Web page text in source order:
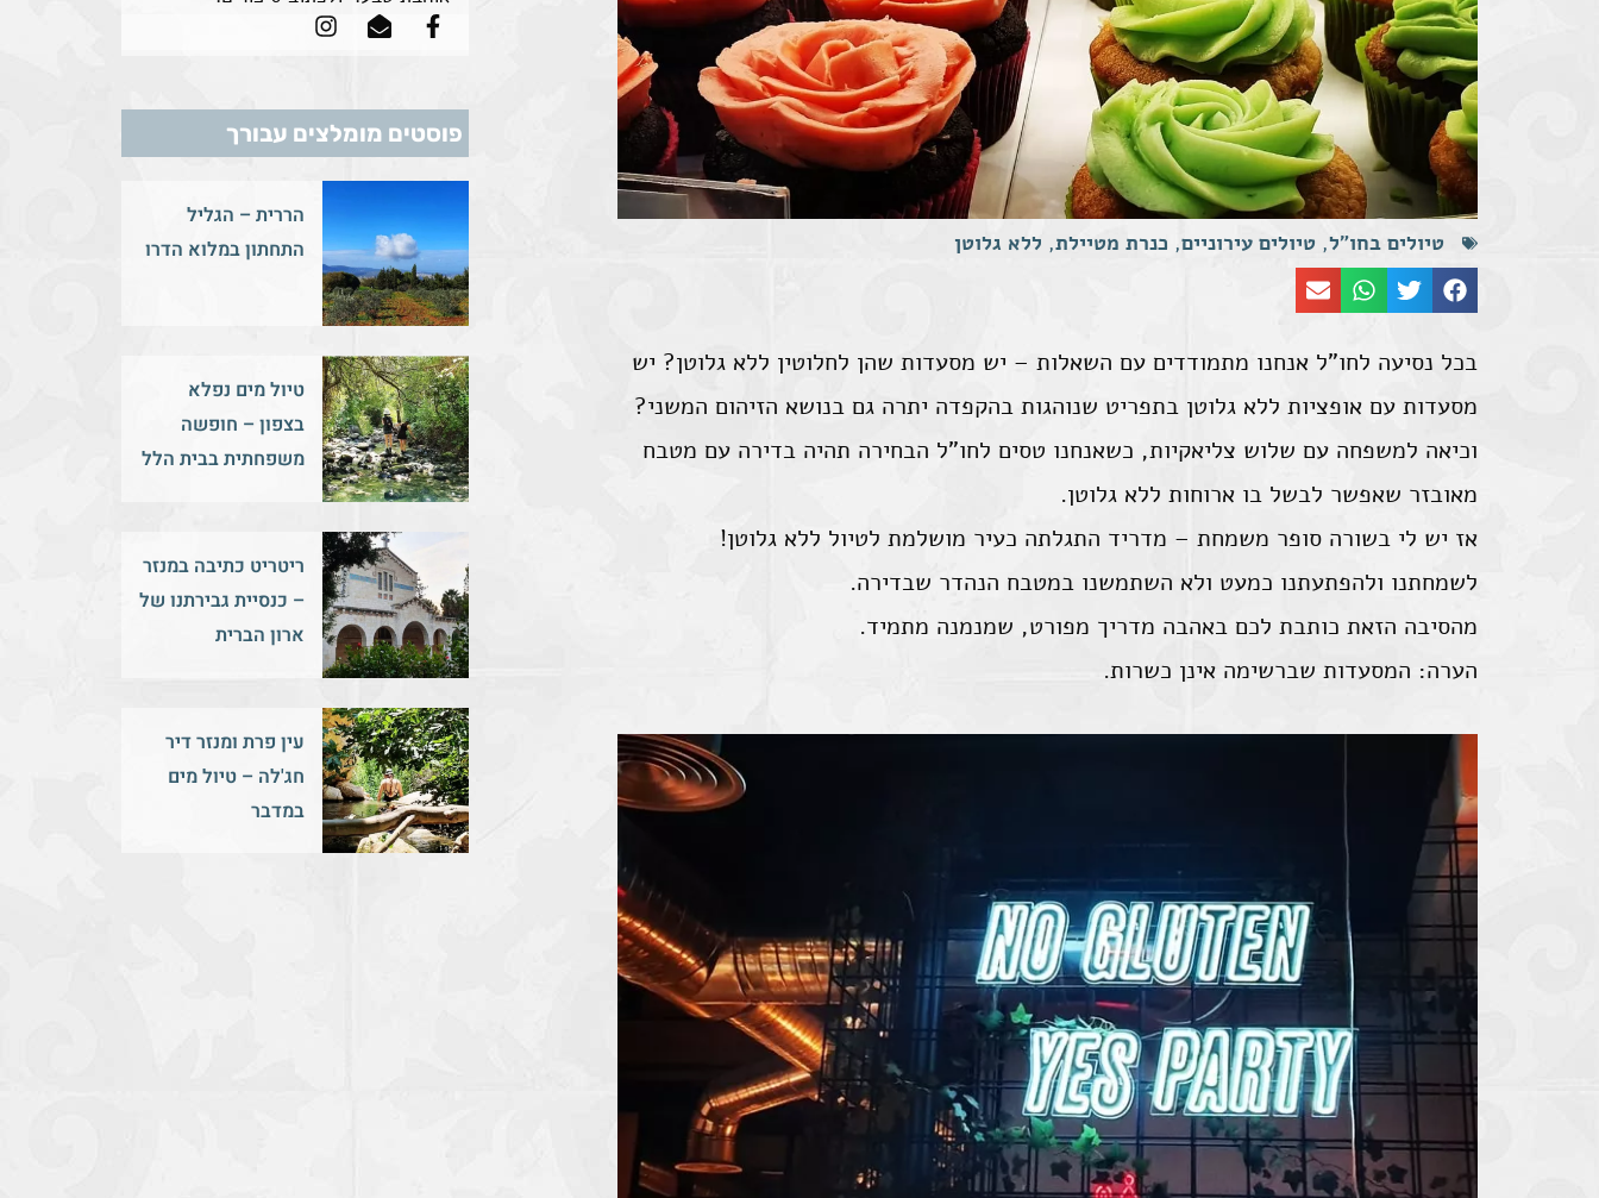
טיולים בחו"ל, טיולים עירוניים, כנרת מטיילת, ללא גלוטן
בכל נסיעה לחו"ל אנחנו מתמודדים עם השאלות – יש מסעדות שהן לחלוטין ללא גלוטן? יש
מסעדות עם אופציות ללא גלוטן בתפריט שנוהגות בהקפדה יתרה גם בנושא הזיהום המשני?
וכיאה למשפחה עם שלוש צליאקיות, כשאנחנו טסים לחו"ל הבחירה תהיה בדירה עם מטבח
מאובזר שאפשר לבשל בו ארוחות ללא גלוטן.
אז יש לי בשורה סופר משמחת – מדריד התגלתה כעיר מושלמת לטיול ללא גלוטן!
לשמחתנו ולהפתעתנו כמעט ולא השתמשנו במטבח הנהדר שבדירה.
מהסיבה הזאת כותבת לכם באהבה מדריך מפורט, שמנמנה מתמיד.
הערה: המסעדות שברשימה אינן כשרות.
פוסטים מומלצים עבורך
הררית – הגליל
התחתון במלוא הדרו
טיול מים נפלא
בצפון – חופשה
משפחתית בבית הלל
ריטריט כתיבה במנזר
– כנסיית גבירתנו של
ארון הברית
עין פרת ומנזר דיר
חג'לה – טיול מים
במדבר